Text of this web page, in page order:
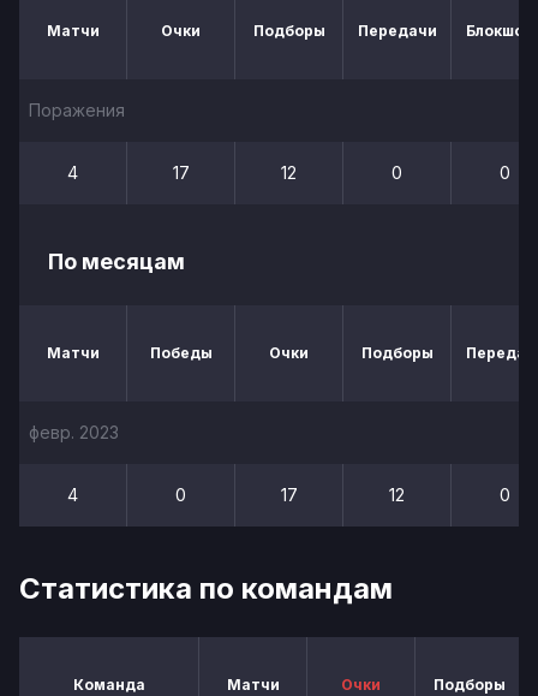
Матчи Очки Подборы Передачи
Поражения
4 17 12 0 0
По месяцам
Матчи Победы Очки Подборы
февр. 2023
4 0 17 12 0
Статистика по командам
Команда Матчи Очки Подборы